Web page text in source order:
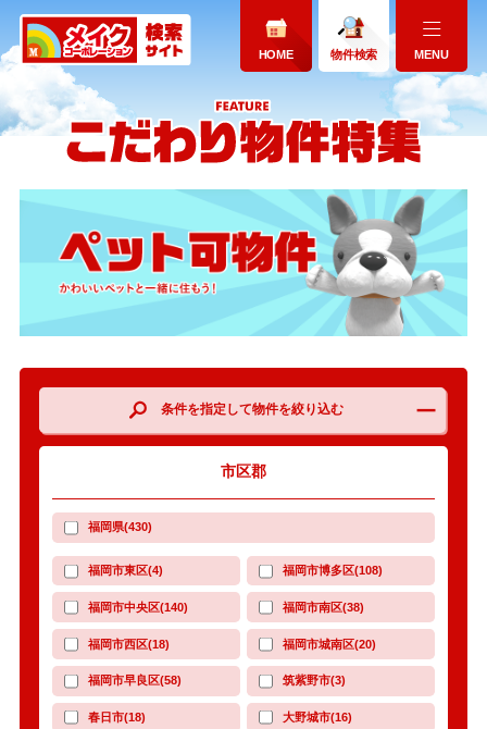
HOME 物件検索 MENU
条件を指定して物件を絞り込む
市区郡
福岡県(430)
福岡市東区(4) 福岡市博多区(108)
福岡市中央区(140) 福岡市南区(38)
福岡市西区(18) 福岡市城南区(20)
福岡市早良区(58) 筑紫野市(3)
春日市(18) 大野城市(16)